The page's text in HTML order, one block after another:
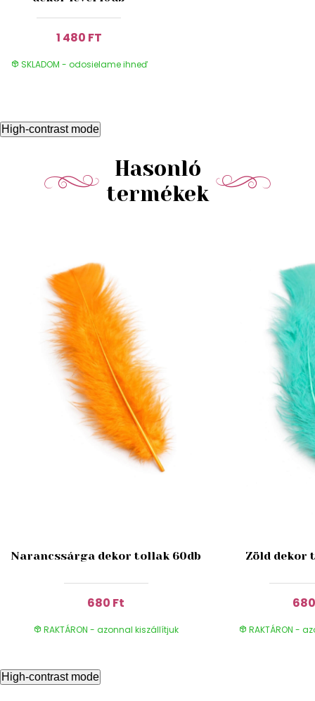
1 480 FT
SKLADOM - odosielame ihneď
High-contrast mode
Hasonló
termékek
Narancssárga dekor tollak 60db
680 Ft
RAKTÁRON - azonnal kiszállítjuk
Zöld dekor
RAKTÁRON -
High-contrast mode